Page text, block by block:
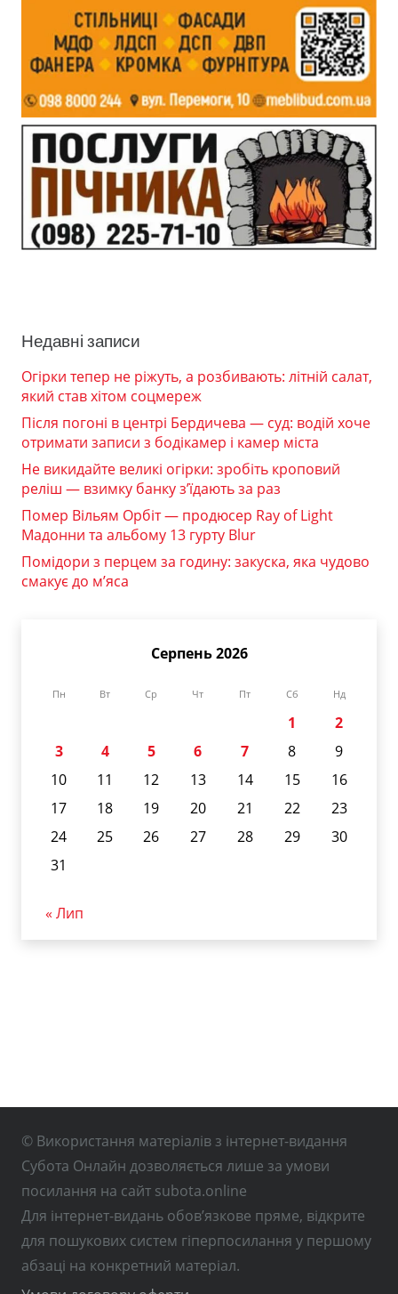
Недавні записи
Огірки тепер не ріжуть, а розбивають: літній салат,
який став хітом соцмереж
Після погоні в центрі Бердичева — суд: водій хоче
отримати записи з бодікамер і камер міста
Не викидайте великі огірки: зробіть кроповий
реліш — взимку банку з’їдають за раз
Помер Вільям Орбіт — продюсер Ray of Light
Мадонни та альбому 13 гурту Blur
Помідори з перцем за годину: закуска, яка чудово
смакує до м’яса
Серпень 2026
Пн Вт Ср Чт Пт Сб Нд
1
2
3
4 5 6 7 8
9
10
11 12 13 14 15
16
17
18 19 20 21 22
23
24
25 26 27 28 29
30
31
« Лип
© Використання матеріалів з інтернет-видання
Субота Онлайн дозволяється лише за умови
посилання на сайт subota.online
Для інтернет-видань обов’язкове пряме, відкрите
для пошукових систем гіперпосилання у першому
абзаці на конкретний матеріал.